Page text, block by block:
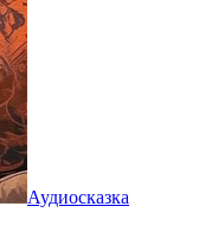
Аудиосказка